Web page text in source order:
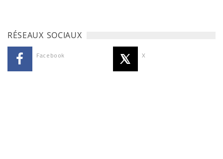
RÉSEAUX SOCIAUX
Facebook X